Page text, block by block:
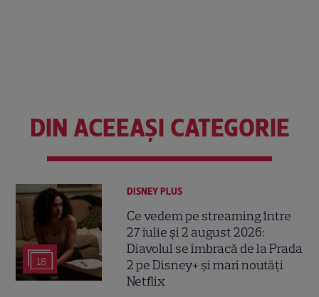
DIN ACEEAȘI CATEGORIE
18
DISNEY PLUS
Ce vedem pe streaming între
27 iulie și 2 august 2026:
Diavolul se îmbracă de la Prada
2 pe Disney+ și mari noutăți
Netflix